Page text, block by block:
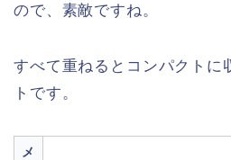
ので、素敵ですね。
すべて重ねるとコンパクトに
トです。
メ